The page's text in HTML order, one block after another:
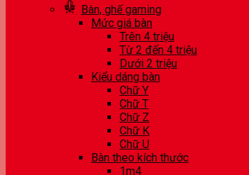
Bàn, ghế gaming
Mức giá bàn
Trên 4 triệu
Từ 2 đến 4 triệu
Dưới 2 triệu
Kiểu dáng bàn
Chữ Y
Chữ T
Chữ Z
Chữ K
Chữ U
Bàn theo kích thước
1m4